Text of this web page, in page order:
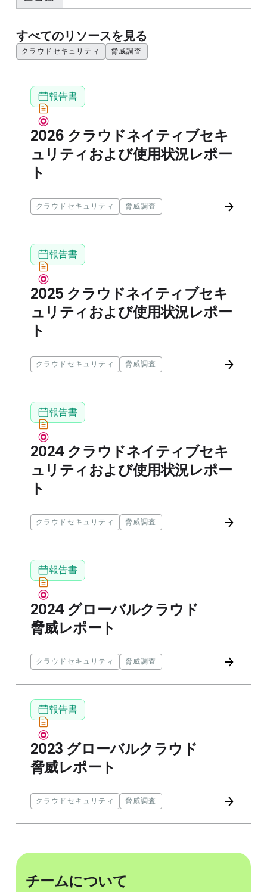
すべてのリソースを見る
クラウドセキュリティ 脅威調査
報告書
2026 クラウドネイティブセキ
ュリティおよび使用状況レポー
ト
クラウドセキュリティ 脅威調査
2025 クラウドネイティブセキュリティおよび使用状
報告書
2025 クラウドネイティブセキ
ュリティおよび使用状況レポー
ト
クラウドセキュリティ 脅威調査
2025 Cloud-Native Security and Usage Report
報告書
2024 クラウドネイティブセキ
ュリティおよび使用状況レポー
ト
クラウドセキュリティ 脅威調査
2024 クラウドネイティブセキュリティおよび使用状
報告書
2024 グローバルクラウド
脅威レポート
クラウドセキュリティ 脅威調査
2024年グローバルクラウド脅威レポート
報告書
2023 グローバルクラウド
脅威レポート
クラウドセキュリティ 脅威調査
2023年グローバルクラウド脅威レポート
チームについて